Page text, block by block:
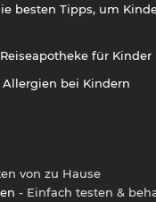
besten Tipps, um
für Kinder
bei Kindern
von zu Hause
- Einfach testen &